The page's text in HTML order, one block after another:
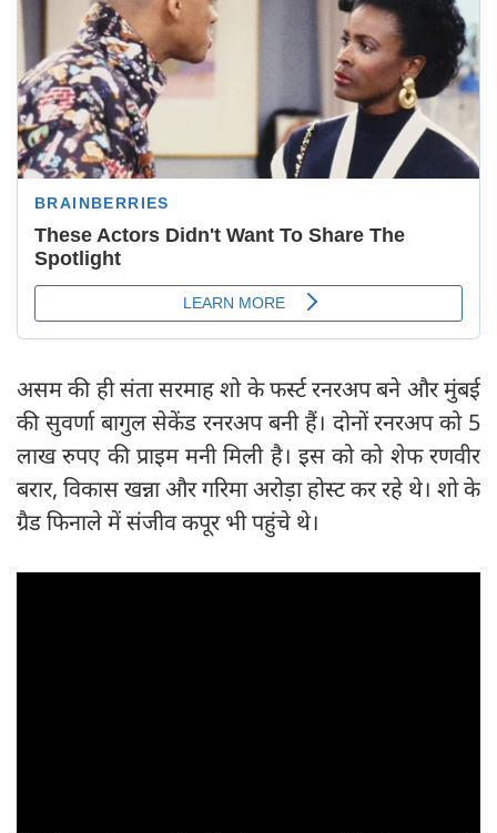
असम की ही संता सरमाह शो के फर्स्ट रनरअप बने और मुंबई
की सुवर्णा बागुल सेकेंड रनरअप बनी हैं। दोनों रनरअप को 5
लाख रुपए की प्राइम मनी मिली है। इस को को शेफ रणवीर
बरार, विकास खन्ना और गरिमा अरोड़ा होस्ट कर रहे थे। शो के
ग्रैड फिनाले में संजीव कपूर भी पहुंचे थे।